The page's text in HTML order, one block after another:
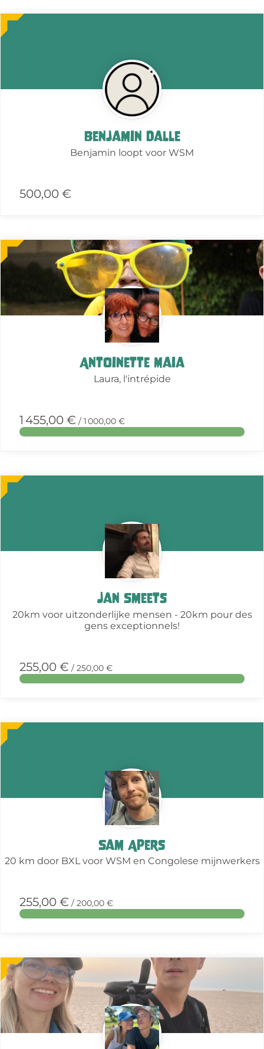
Benjamin Dalle
Benjamin loopt voor WSM
500,00 €
More
about
Antoinette Maia
Laura, l'intrépide
1 455,00 € / 1 000,00 €
More
about
this
Jan Smeets
20km voor uitzonderlijke mensen - 20km pour des
gens exceptionnels!
255,00 € / 250,00 €
More
about
this
Sam Apers
20 km door BXL voor WSM en Congolese mijnwerkers
255,00 € / 200,00 €
More
about
this
More
about
this
action